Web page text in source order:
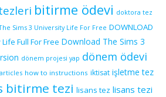
bitirme ödevi doktora tez
Sims 3 University Life For Free DOWNLOAD
Full For Free Download The Sims 3
dönem projesi yap dönem ödevi
how to instructions iktisat işletme tez
bitirme tezi lisans tez lisans tezi